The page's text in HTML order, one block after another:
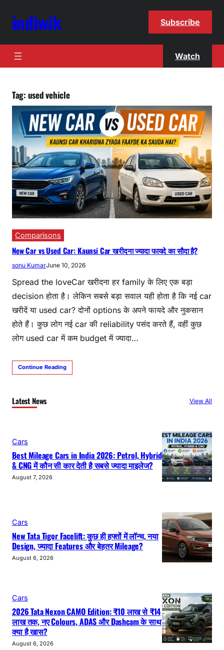
indiwik Subscribe
Watch
Tag: used vehicle
Comparisons
New Car vs Used Car: Kaunsi Car खरीदना ज्यादा फायदे का सौदा है?
sonu KumarJune 10, 2026
Spread the loveCar खरीदना हर family के लिए एक बड़ा
decision होता है। लेकिन सबसे बड़ा सवाल यही होता है कि नई car
खरीदें या used car? दोनों options के अपने फायदे और नुकसान
होते हैं। कुछ लोग नई car की reliability पसंद करते हैं, वहीं कुछ
लोग used car में कम budget में ज्यादा…
Continue Reading
Latest News View All
Cars
Best Mileage Cars in India 2026: Petrol, Hybrid
& CNG में कौन सी कार देती है सबसे ज्यादा माइलेज?
August 7, 2026
Cars
New Tata Tigor Facelift: कुछ ही हफ्तों में लॉन्च, नया
Design, ज्यादा Features और बेहतर Mileage?
August 6, 2026
Cars
2026 Tata Nexon CAMO Edition: ₹10 लाख से ₹14
लाख तक, नए Colours, ADAS और Dashcam के साथ
क्या है खास?
August 6, 2026